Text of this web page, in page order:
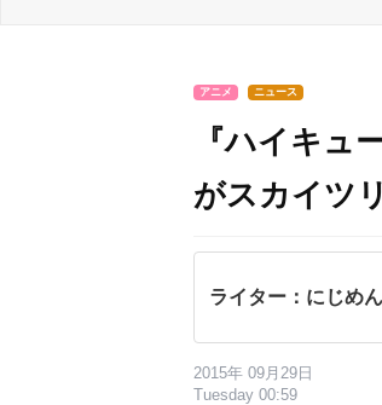
アニメ ニュース
『ハイキュ
がスカイツ
ライター：にじめ
2015年 09月29日
Tuesday 00:59